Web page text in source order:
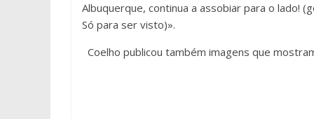
Albuquerque, continua a assobiar para o lado!
Só para ser visto)».
Coelho publicou também imagens que